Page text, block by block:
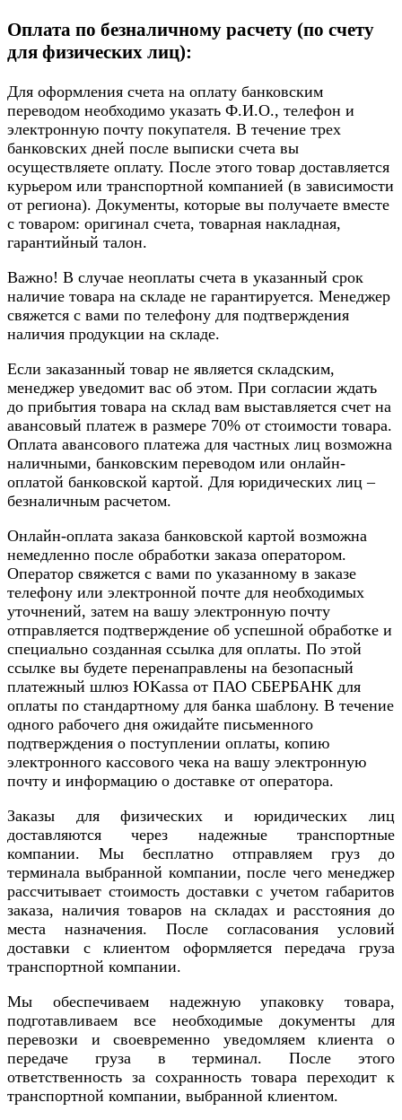
Оплата по безналичному расчету (по счету
для физических лиц):
Для оформления счета на оплату банковским
переводом необходимо указать Ф.И.О., телефон и
электронную почту покупателя. В течение трех
банковских дней после выписки счета вы
осуществляете оплату. После этого товар доставляется
курьером или транспортной компанией (в зависимости
от региона). Документы, которые вы получаете вместе
с товаром: оригинал счета, товарная накладная,
гарантийный талон.
Важно! В случае неоплаты счета в указанный срок
наличие товара на складе не гарантируется. Менеджер
свяжется с вами по телефону для подтверждения
наличия продукции на складе.
Если заказанный товар не является складским,
менеджер уведомит вас об этом. При согласии ждать
до прибытия товара на склад вам выставляется счет на
авансовый платеж в размере 70% от стоимости товара.
Оплата авансового платежа для частных лиц возможна
наличными, банковским переводом или онлайн-
оплатой банковской картой. Для юридических лиц –
безналичным расчетом.
Онлайн-оплата заказа банковской картой возможна
немедленно после обработки заказа оператором.
Оператор свяжется с вами по указанному в заказе
телефону или электронной почте для необходимых
уточнений, затем на вашу электронную почту
отправляется подтверждение об успешной обработке и
специально созданная ссылка для оплаты. По этой
ссылке вы будете перенаправлены на безопасный
платежный шлюз ЮKassa от ПАО СБЕРБАНК для
оплаты по стандартному для банка шаблону. В течение
одного рабочего дня ожидайте письменного
подтверждения о поступлении оплаты, копию
электронного кассового чека на вашу электронную
почту и информацию о доставке от оператора.
Заказы для физических и юридических лиц
доставляются через надежные транспортные
компании. Мы бесплатно отправляем груз до
терминала выбранной компании, после чего менеджер
рассчитывает стоимость доставки с учетом габаритов
заказа, наличия товаров на складах и расстояния до
места назначения. После согласования условий
доставки с клиентом оформляется передача груза
транспортной компании.
Мы обеспечиваем надежную упаковку товара,
подготавливаем все необходимые документы для
перевозки и своевременно уведомляем клиента о
передаче груза в терминал. После этого
ответственность за сохранность товара переходит к
транспортной компании, выбранной клиентом.